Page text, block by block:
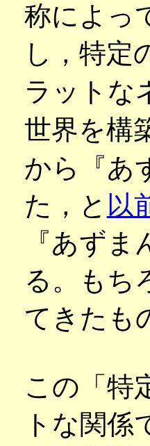
称によっ
し，特定
ラットな
世界を構
から『あ
た，と 以
『あず
る。もち
てきたも
この「特
トな関係